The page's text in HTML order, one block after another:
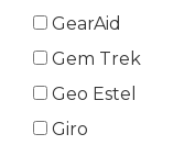
GearAid
Gem Trek
Geo Estel
Giro